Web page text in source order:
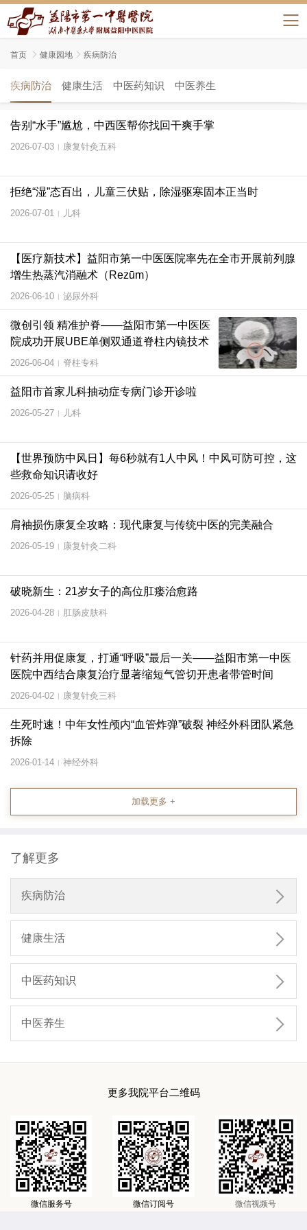
首页  健康园地  疾病防治
疾病防治 健康生活 中医药知识 中医养生
告别“水手”尴尬，中西医帮你找回干爽手掌
2026-07-03 | 康复针灸五科
拒绝“湿”态百出，儿童三伏贴，除湿驱寒固本正当时
2026-07-01 | 儿科
【医疗新技术】益阳市第一中医医院率先在全市开展前列腺
增生热蒸汽消融术（Rezūm）
2026-06-10 | 泌尿外科
微创引领 精准护脊——益阳市第一中医医
院成功开展UBE单侧双通道脊柱内镜技术
2026-06-04 | 脊柱专科
益阳市首家儿科抽动症专病门诊开诊啦
2026-05-27 | 儿科
【世界预防中风日】每6秒就有1人中风！中风可防可控，这
些救命知识请收好
2026-05-25 | 脑病科
肩袖损伤康复全攻略：现代康复与传统中医的完美融合
2026-05-19 | 康复针灸二科
破晓新生：21岁女子的高位肛瘘治愈路
2026-04-28 | 肛肠皮肤科
针药并用促康复，打通“呼吸”最后一关——益阳市第一中医
医院中西结合康复治疗显著缩短气管切开患者带管时间
2026-04-02 | 康复针灸三科
生死时速！中年女性颅内“血管炸弹”破裂 神经外科团队紧急
拆除
2026-01-14 | 神经外科
加载更多 +
了解更多
疾病防治 
健康生活 
中医药知识 
中医养生 
更多我院平台二维码
微信服务号 微信订阅号 微信视频号